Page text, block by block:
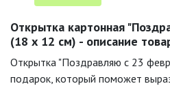
Открытка картонная
(18 х 12 см) - описание
Открытка "Поздравляю с 23
подарок, который поможет